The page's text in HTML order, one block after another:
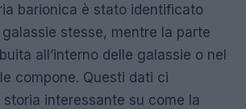
barionica è stato identificato
stesse, mentre la parte
all’interno delle galassie o nel
compone. Questi dati ci
interessante su come la